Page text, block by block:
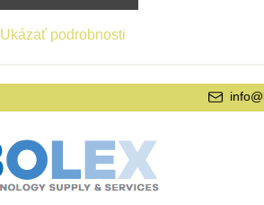
Ukázať podrobnosti